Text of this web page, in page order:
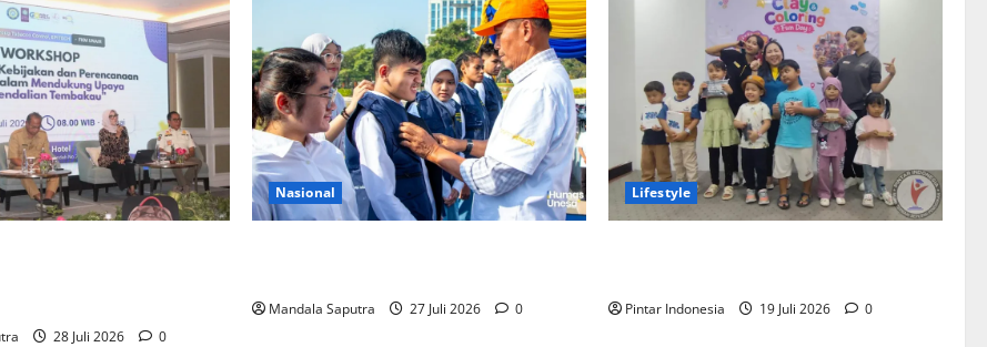
28 Juli 2026 0
Nasional
Mandala Saputra 27 Juli 2026 0
Lifestyle
Pintar Indonesia 19 Juli 2026 0